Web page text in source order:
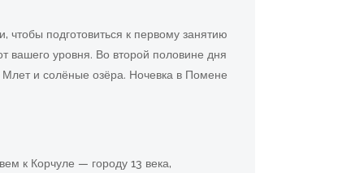
подготовиться к первому занятию
вашего уровня. Во второй половине дня
и солёные озёра. Ночевка в Помене
к Корчуле — городу 13 века,